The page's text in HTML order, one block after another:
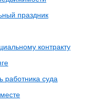
праздник
контракту
суда